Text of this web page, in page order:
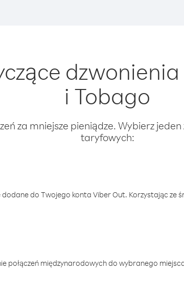
i Tobago
za mniejsze pieniądze. Wybierz
taryfowych:
do Twojego konta Viber Out. Korzystając ze
połączeń międzynarodowych do wybranego